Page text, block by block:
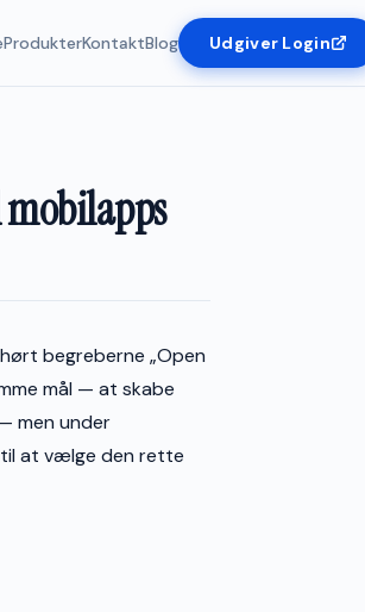
ProdukterKontaktBlog Udgiver Login
begreberne „Open
mål — at skabe
men under
til at vælge den rette